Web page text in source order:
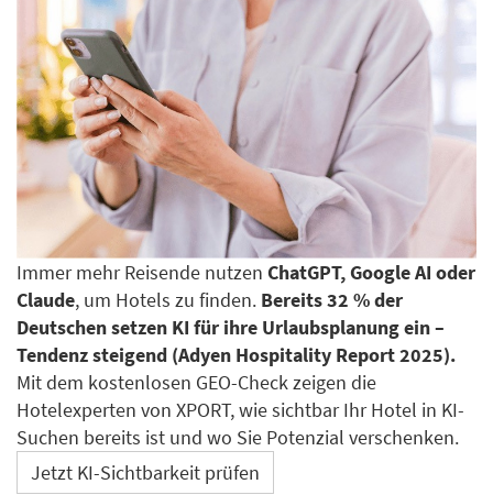
Immer mehr Reisende nutzen ChatGPT, Google AI oder
Claude, um Hotels zu finden. Bereits 32 % der
Deutschen setzen KI für ihre Urlaubsplanung ein –
Tendenz steigend (Adyen Hospitality Report 2025).
Mit dem kostenlosen GEO-Check zeigen die
Hotelexperten von XPORT, wie sichtbar Ihr Hotel in KI-
Suchen bereits ist und wo Sie Potenzial verschenken.
Jetzt KI-Sichtbarkeit prüfen